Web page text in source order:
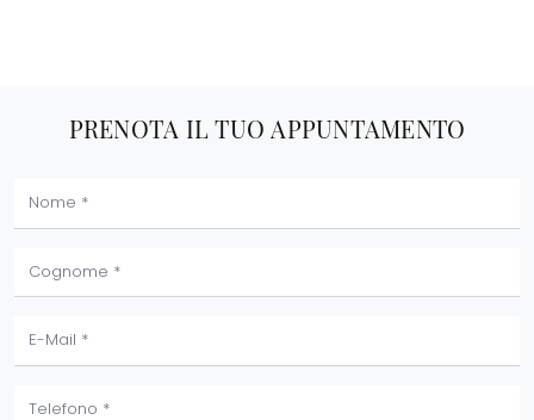
PRENOTA IL TUO APPUNTAMENTO